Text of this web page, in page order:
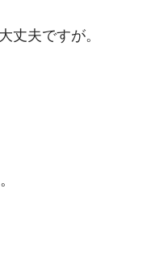
丈夫ですが。